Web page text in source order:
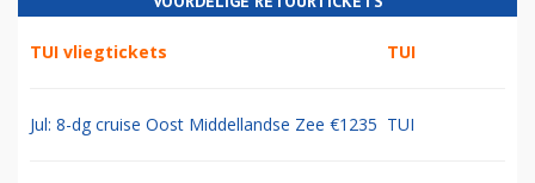
TUI vliegtickets TUI
Jul: 8-dg cruise Oost Middellandse Zee €1235 TUI